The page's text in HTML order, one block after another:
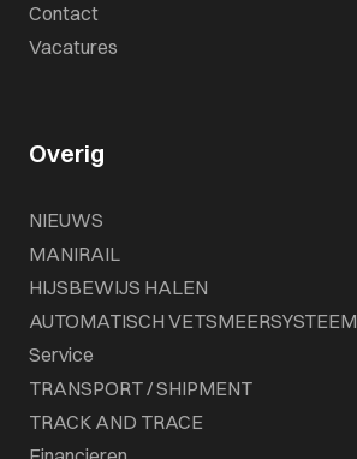
Contact
Vacatures
Overig
NIEUWS
MANIRAIL
HIJSBEWIJS HALEN
AUTOMATISCH VETSMEERSYSTEEM
Service
TRANSPORT / SHIPMENT
TRACK AND TRACE